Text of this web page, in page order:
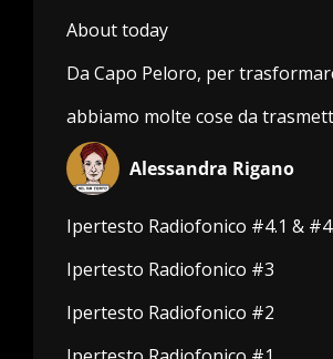
About today
Da Capo Peloro, per
abbiamo molte cose da
Alessandra Rigano
Ipertesto Radiofonico #4.1 &
Ipertesto Radiofonico #3
Ipertesto Radiofonico #2